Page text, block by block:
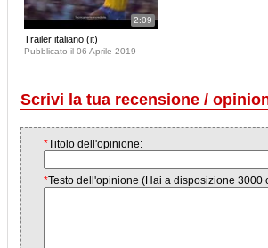
2:09
Trailer italiano (it)
Pubblicato il 06 Aprile 2019
Scrivi la tua recensione /
*Titolo dell'opinione:
*Testo dell'opinione (Hai a disposizione 3000